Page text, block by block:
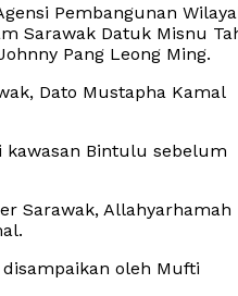
Pembangunan
Sarawak Datuk Misnu
Pang Leong Ming.
Dato Mustapha Kamal
kawasan Bintulu sebelum
Sarawak, Allahyarhamah
oleh Mufti